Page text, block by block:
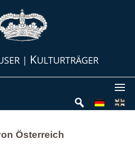
| KULTURTRÄGER
Österreich